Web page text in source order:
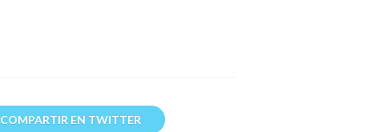
COMPARTIR EN TWITTER